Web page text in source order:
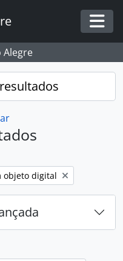
Alegre
filtro:
objeto digital